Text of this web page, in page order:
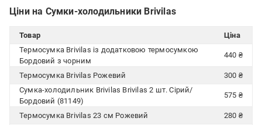
Ціни на Сумки-холодильники Brivilas
Товар
Ціна
Термосумка Brivilas із додатковою термосумкою
Бордовий з чорним
440 ₴
Термосумка Brivilas Рожевий
300 ₴
Сумка-холодильник Brivilas Brivilas 2 шт. Сірий/
Бордовий (81149)
575 ₴
Термосумка Brivilas 23 см Рожевий
280 ₴